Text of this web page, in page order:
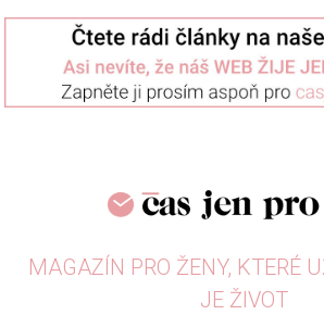
MAGAZÍN PRO ŽENY, KTERÉ
JE ŽIVOT